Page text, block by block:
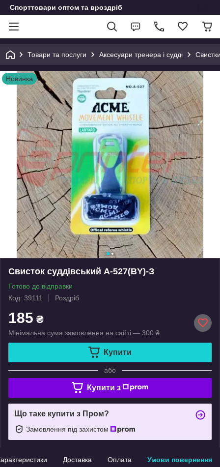
Спорттовари оптом та вроздріб
Товари та послуги Аксесуари тренера і судді
Новинка
Свисток суддівський А-527(BY)-З
Готово до відправки
Код: 39111
Роздріб
185 ₴
Мінімальна сума замовлення на сайті — 300 ₴
Купити
або
Купити з
Що таке купити з Пром?
Замовлення під захистом
Доставка Оплата Умови повернення